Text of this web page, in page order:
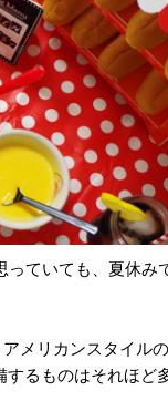
っていても、夏休み
メリカンスタイル
るものはそれほど